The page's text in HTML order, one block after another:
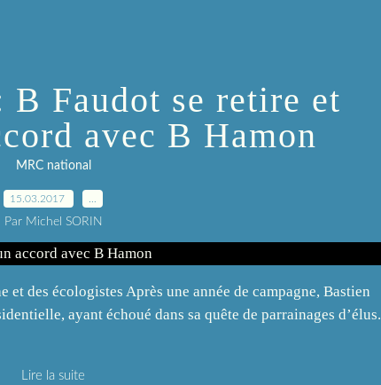
Faudot se retire et
avec B Hamon
MRC national
15.03.2017
Par Michel SORIN
des écologistes Après une année de campagne, Bastien
ayant échoué dans sa quête de parrainages d’élus.
Lire la suite